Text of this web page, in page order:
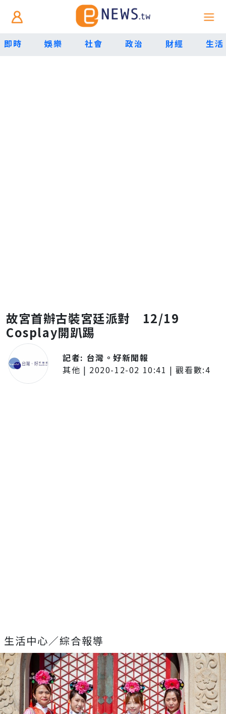
即時 娛樂 社會 政治 財經 生活
故宮首辦古裝宮廷派對 12/19
Cosplay開趴踢
記者: 台灣。好新聞報
其他 | 2020-12-02 10:41 | 觀看數:4
生活中心／綜合報導